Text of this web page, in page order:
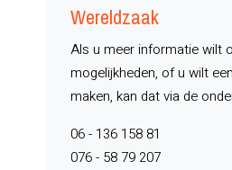
Wereldzaak
Als u meer informatie wilt
mogelijkheden, of u wilt
maken, kan dat via de
06 - 136 158 81
076 - 58 79 207